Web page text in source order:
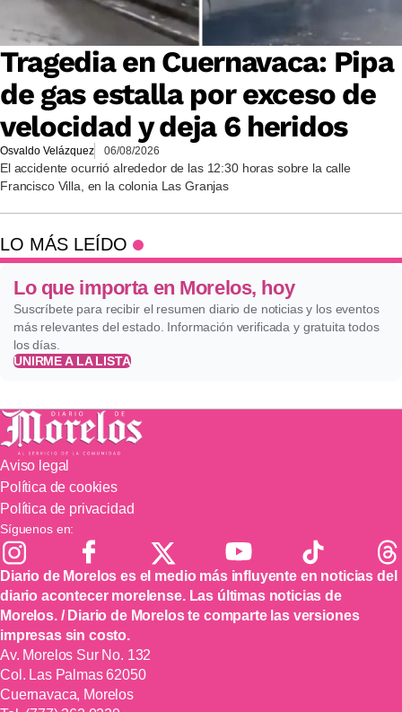
Tragedia en Cuernavaca: Pipa
de gas estalla por exceso de
velocidad y deja 6 heridos
Osvaldo Velázquez 06/08/2026
El accidente ocurrió alrededor de las 12:30 horas sobre la calle
Francisco Villa, en la colonia Las Granjas
LO MÁS LEÍDO
Lo que importa en Morelos, hoy
Suscríbete para recibir el resumen diario de noticias y los eventos
más relevantes del estado. Información verificada y gratuita todos
los días.
UNIRME A LA LISTA
Aviso legal
Política de cookies
Política de privacidad
Síguenos en:
Diario de Morelos es el medio más influyente en noticias del
diario acontecer morelense. Las últimas noticias de
Morelos. / Diario de Morelos te comparte las versiones
impresas sin costo.
Av. Morelos Sur No. 132
Col. Las Palmas 62050
Cuernavaca, Morelos